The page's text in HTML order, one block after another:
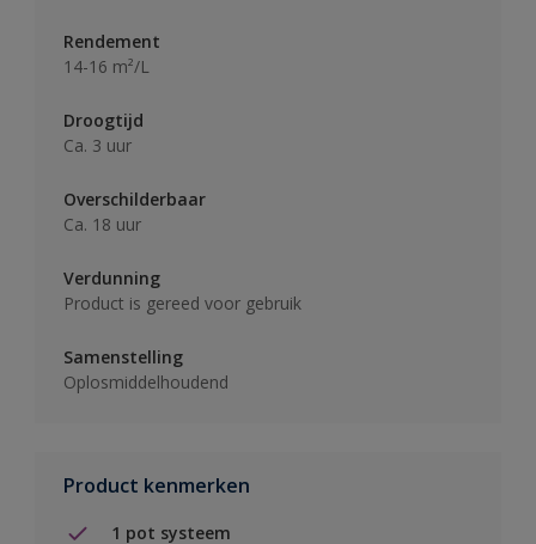
Rendement
14-16 m²/L
Droogtijd
Ca. 3 uur
Overschilderbaar
Ca. 18 uur
Verdunning
Product is gereed voor gebruik
Samenstelling
Oplosmiddelhoudend
Product kenmerken
1 pot systeem